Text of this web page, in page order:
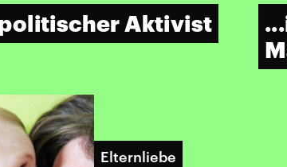
Aktivist
Elternliebe